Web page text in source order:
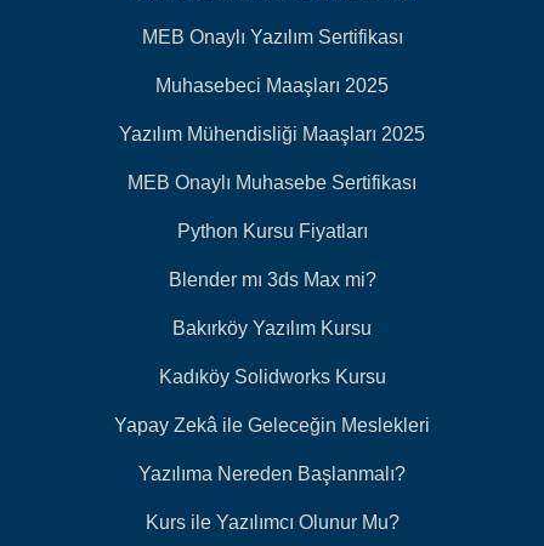
MEB Onaylı Yazılım Sertifikası
Muhasebeci Maaşları 2025
Yazılım Mühendisliği Maaşları 2025
MEB Onaylı Muhasebe Sertifikası
Python Kursu Fiyatları
Blender mı 3ds Max mi?
Bakırköy Yazılım Kursu
Kadıköy Solidworks Kursu
Yapay Zekâ ile Geleceğin Meslekleri
Yazılıma Nereden Başlanmalı?
Kurs ile Yazılımcı Olunur Mu?